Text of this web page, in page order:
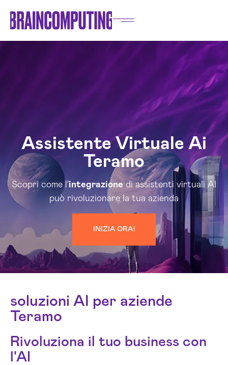
Assistente Virtuale Ai
Teramo
Scopri come l'integrazione di assistenti virtuali AI
può rivoluzionare la tua azienda
INIZIA ORA!
soluzioni AI per aziende
Teramo
Rivoluziona il tuo business con
l'AI